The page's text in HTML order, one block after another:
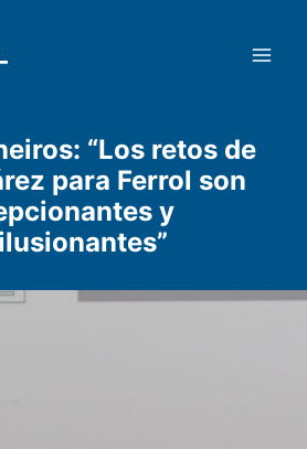
“Los retos de
para Ferrol son
y